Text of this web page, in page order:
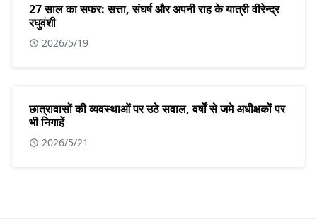
27 साल का सफर: सत्ता, संघर्ष और अपनी राह के यात्री वीरेन्द्र
रघुवंशी
2026/5/19
छात्रावासों की व्यवस्थाओं पर उठे सवाल, वर्षों से जमे अधीक्षकों पर
भी निगाहें
2026/5/21